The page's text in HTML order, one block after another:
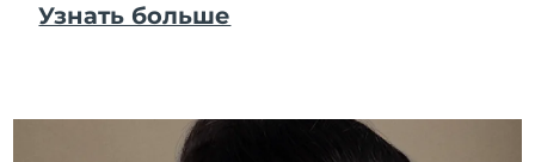
Узнать больше